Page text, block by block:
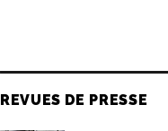
REVUES DE PRESSE